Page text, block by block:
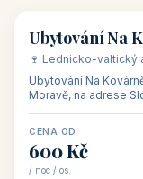
🏡 penzion
Ubytování Na
🍷 Lednicko-valtický
Ubytování Na
Moravě, na adrese
CENA OD
600 Kč
/ noc / os.